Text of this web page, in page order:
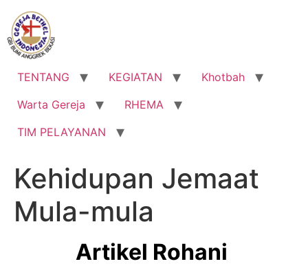
Lewati
konten
TENTANG KEGIATAN
Khotbah
Warta Gereja
RHEMA
TIM PELAYANAN
Kehidupan Jemaat
Mula-mula
Artikel Rohani